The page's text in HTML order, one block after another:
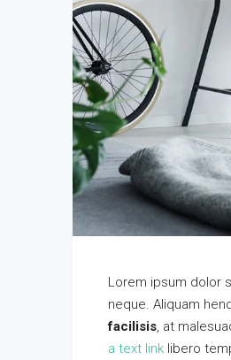
Lorem ipsum dolor
neque. Aliquam
facilisis, at
a text link libero